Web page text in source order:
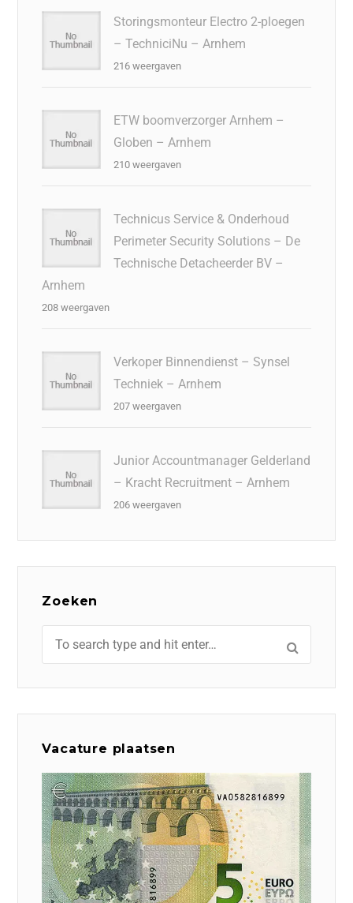
Storingsmonteur Electro 2-ploegen
– TechniciNu – Arnhem
216 weergaven
ETW boomverzorger Arnhem –
Globen – Arnhem
210 weergaven
Technicus Service & Onderhoud
Perimeter Security Solutions – De
Technische Detacheerder BV –
Arnhem
208 weergaven
Verkoper Binnendienst – Synsel
Techniek – Arnhem
207 weergaven
Junior Accountmanager Gelderland
– Kracht Recruitment – Arnhem
206 weergaven
Zoeken
Vacature plaatsen